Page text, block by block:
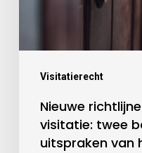
Visitatierecht
Nieuwe
visitatie: twee
uitspraken van